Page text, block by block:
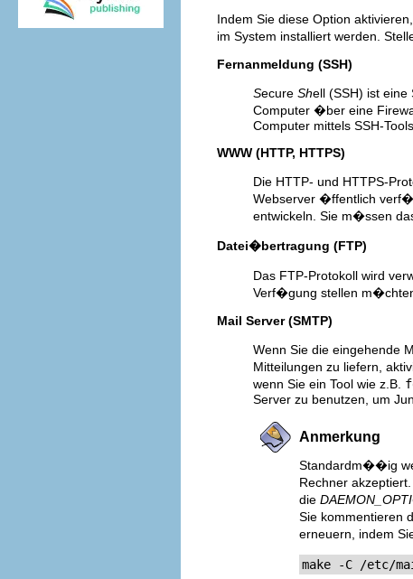
Indem Sie diese Option
im System installiert werden.
Fernanmeldung (SSH)
Secure Shell (SSH) ist
Computer �ber eine
Computer mittels SSH-
WWW (HTTP, HTTPS)
Die HTTP- und HTTPS-
Webserver �ffentlich
entwickeln. Sie m�ssen
Datei�bertragung (FTP)
Das FTP-Protokoll wird
Verf�gung stellen
Mail Server (SMTP)
Wenn Sie die eingehende
Mitteilungen zu liefern,
wenn Sie ein Tool wie z.B.
Server zu benutzen, um
Anmerkung
Standardm��ig
Rechner
die
Sie kommentieren
erneuern, indem
make -C /etc/